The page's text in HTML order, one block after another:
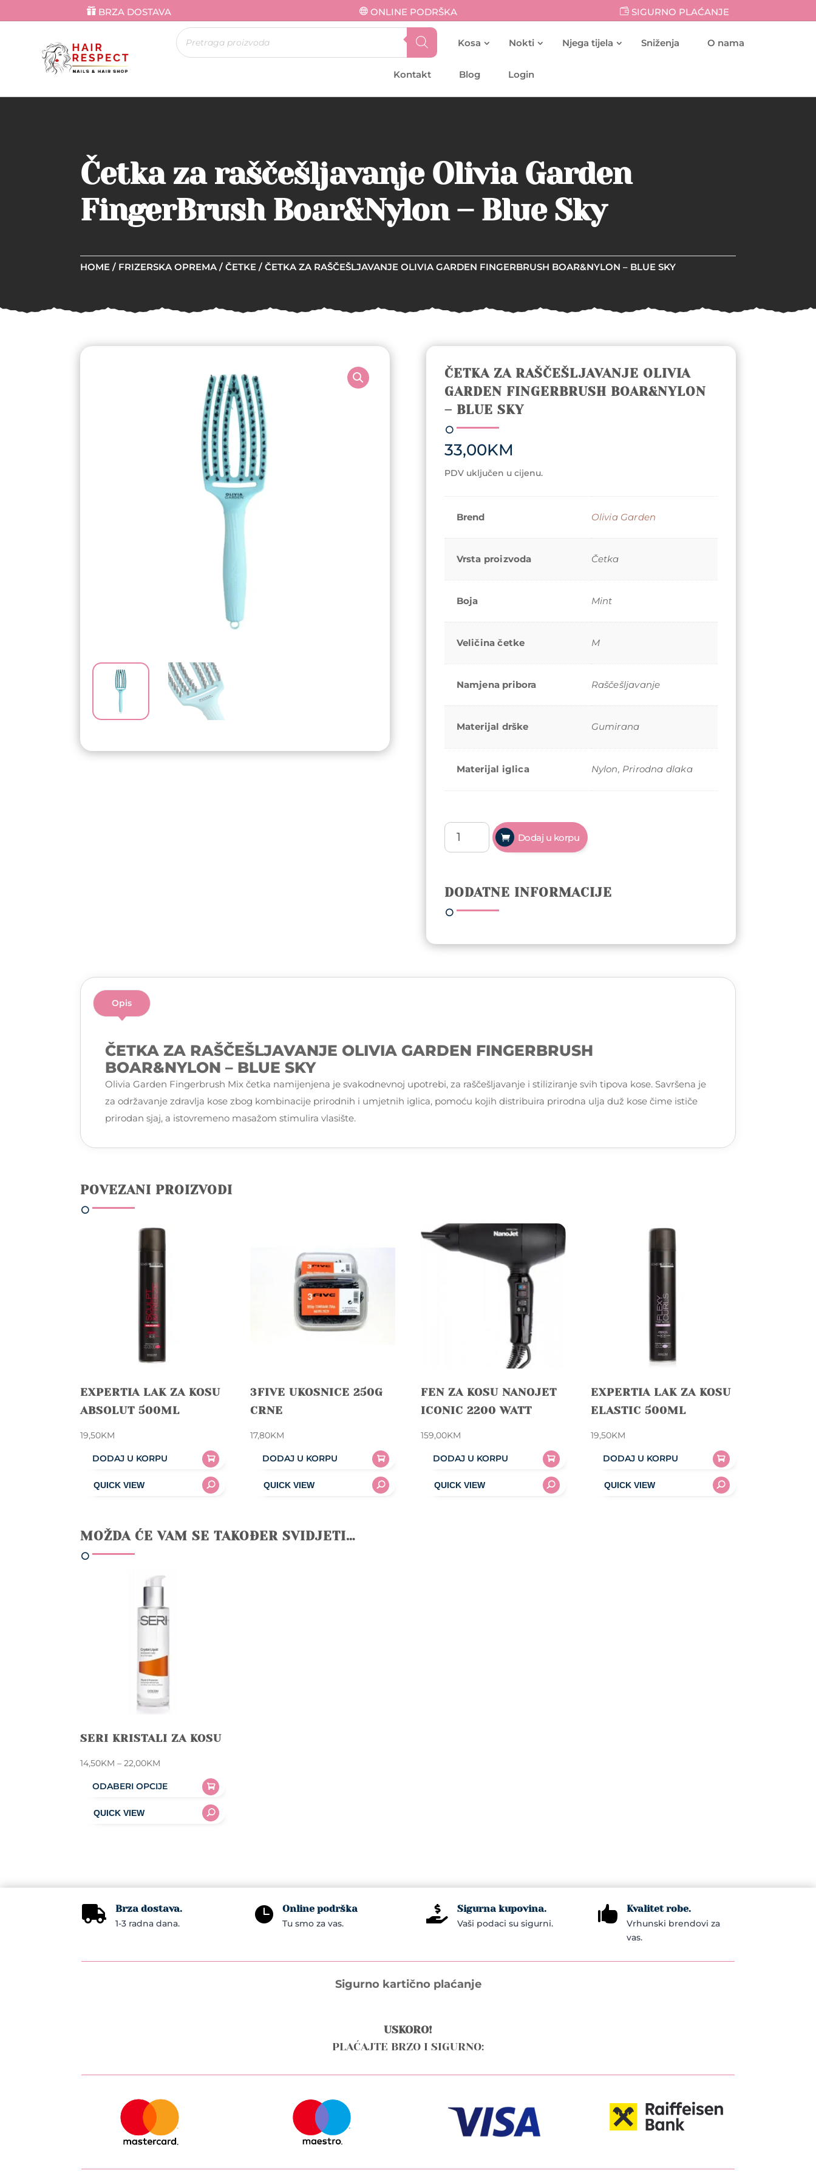
BRZA DOSTAVA ONLINE PODRŠKA SIGURNO PLAĆANJE
Products
search Kosa Nokti Njega tijela Sniženja O nama
Kontakt Blog Login
Četka za raščešljavanje Olivia Garden
FingerBrush Boar&Nylon – Blue Sky
HOME / FRIZERSKA OPREMA / ČETKE / ČETKA ZA RAŠČEŠLJAVANJE OLIVIA GARDEN FINGERBRUSH BOAR&NYLON – BLUE SKY
ČETKA ZA RAŠČEŠLJAVANJE OLIVIA
GARDEN FINGERBRUSH BOAR&NYLON
– BLUE SKY
33,00KM
PDV uključen u cijenu.
Brend Olivia Garden
Vrsta proizvoda Četka
Boja Mint
Veličina četke M
Namjena pribora Raščešljavanje
Materijal drške Gumirana
Materijal iglica Nylon, Prirodna dlaka
Četka
raščešljavanje
FingerBrush
Boar&Nylon
Dodaj u korpu
DODATNE INFORMACIJE
Opis
ČETKA ZA RAŠČEŠLJAVANJE OLIVIA GARDEN FINGERBRUSH
BOAR&NYLON – BLUE SKY
Olivia Garden Fingerbrush Mix četka namijenjena je svakodnevnoj upotrebi, za raščešljavanje i stiliziranje svih tipova kose. Savršena je
za održavanje zdravlja kose zbog kombinacije prirodnih i umjetnih iglica, pomoću kojih distribuira prirodna ulja duž kose čime ističe
prirodan sjaj, a istovremeno masažom stimulira vlasište.
POVEZANI PROIZVODI
EXPERTIA LAK ZA KOSU
ABSOLUT 500ML
19,50KM
DODAJ U KORPU
3FIVE UKOSNICE 250G
CRNE
17,80KM
DODAJ U KORPU
FEN ZA KOSU NANOJET
ICONIC 2200 WATT
159,00KM
DODAJ U KORPU
EXPERTIA LAK ZA KOSU
ELASTIC 500ML
19,50KM
DODAJ U KORPU
MOŽDA ĆE VAM SE TAKOĐER SVIDJETI…
SERI KRISTALI ZA KOSU
14,50KM – 22,00KM
ODABERI OPCIJE
product
may
on
 Brza dostava.
1-3 radna dana.  Online podrška
Tu smo za vas.  Sigurna kupovina.
Vaši podaci su sigurni.  Kvalitet robe.
Vrhunski brendovi za
vas.
Sigurno kartično plaćanje
USKORO!
PLAĆAJTE BRZO I SIGURNO: